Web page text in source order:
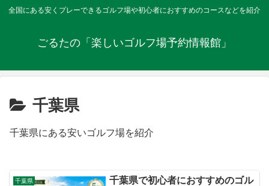
全国にある安くプレーできるゴルフ場や初心者におすすめのコースなどを紹介
ごるたの「楽しいゴルフ場予約情報館」
千葉県
千葉県にある安いゴルフ場を紹介
千葉県
千葉県で初心者におすすめのゴル